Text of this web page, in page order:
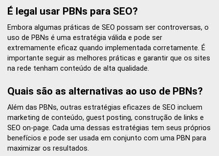
É legal usar PBNs para SEO?
Embora algumas práticas de SEO possam ser controversas, o
uso de PBNs é uma estratégia válida e pode ser
extremamente eficaz quando implementada corretamente. É
importante seguir as melhores práticas e garantir que os sites
na rede tenham conteúdo de alta qualidade.
Quais são as alternativas ao uso de PBNs?
Além das PBNs, outras estratégias eficazes de SEO incluem
marketing de conteúdo, guest posting, construção de links e
SEO on-page. Cada uma dessas estratégias tem seus próprios
benefícios e pode ser usada em conjunto com uma PBN para
maximizar os resultados.